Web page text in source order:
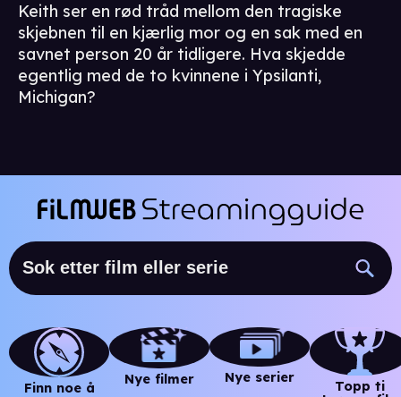
Keith ser en rød tråd mellom den tragiske
skjebnen til en kjærlig mor og en sak med en
savnet person 20 år tidligere. Hva skjedde
egentlig med de to kvinnene i Ypsilanti,
Michigan?
Finn noe å
Nye filmer Nye serier
Topp ti